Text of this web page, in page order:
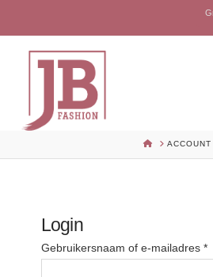
HOMEACCOUNT
Login
Gebruikersnaam of e-mailadres *